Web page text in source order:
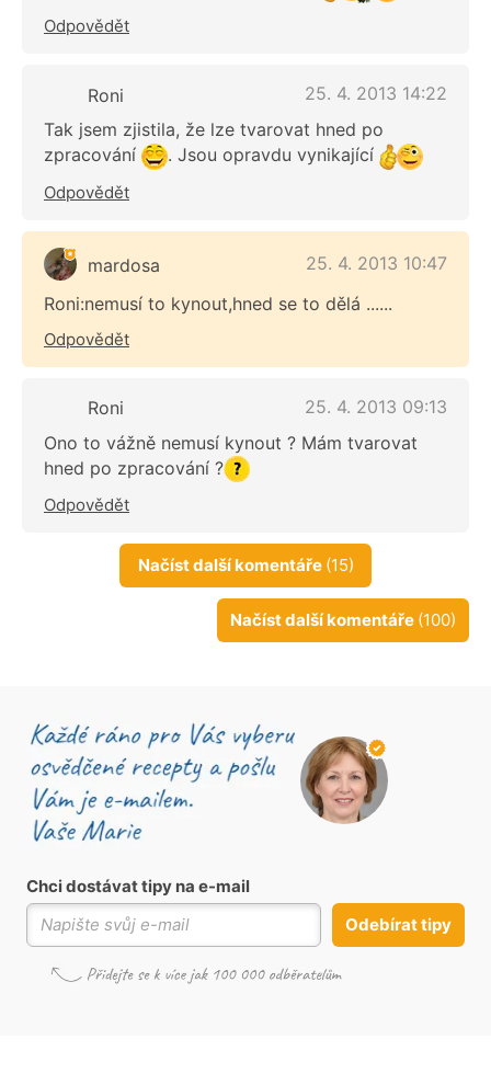
Odpovědět
Roni
25. 4. 2013 14:22
Tak jsem zjistila, že lze tvarovat hned po
zpracování
. Jsou opravdu vynikající
Odpovědět
mardosa
25. 4. 2013 10:47
Roni:nemusí to kynout,hned se to dělá ......
Odpovědět
Roni
25. 4. 2013 09:13
Ono to vážně nemusí kynout ? Mám tvarovat
hned po zpracování ?
Odpovědět
Načíst další komentáře (15)
Načíst další komentáře (100)
Chci dostávat tipy na e-mail
Odebírat tipy